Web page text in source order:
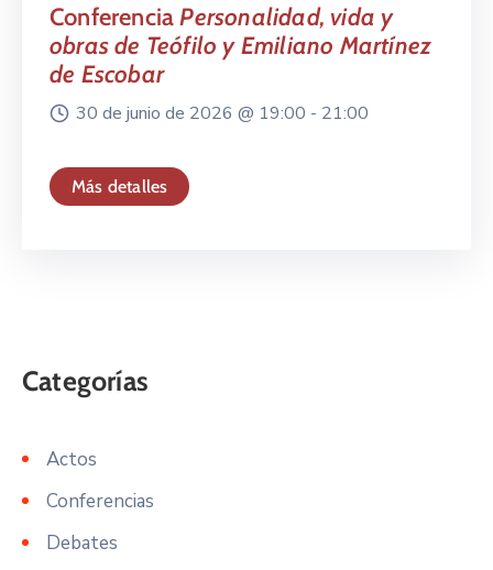
ConferenciaPersonalidad, vida y
obras de Teófilo y Emiliano Martínez
de Escobar
30 de junio de 2026 @ 19:00 - 21:00
Más detalles
Actos
Conferencias
Debates